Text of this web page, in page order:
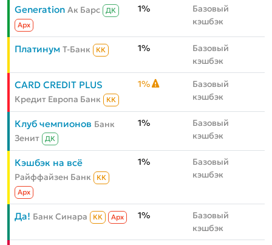
Generation Ак Барс
ДК
Aрх
1%
Базовый
кэшбэк
Платинум Т-Банк КК 1%
Базовый
кэшбэк
CARD CREDIT PLUS
Кредит Европа Банк КК
1%
Базовый
кэшбэк
Клуб чемпионов Банк
Зенит
ДК
1%
Базовый
кэшбэк
Кэшбэк на всё
Райффайзен Банк
КК
Aрх
1%
Базовый
кэшбэк
Да! Банк Синара КК Aрх 1%
Базовый
кэшбэк